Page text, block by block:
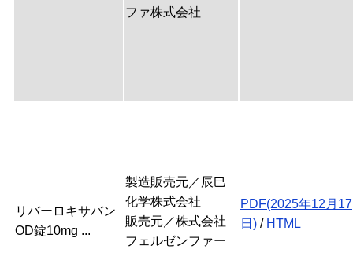
ファ株式会社
リバーロキサバン
OD錠10mg ...
製造販売元／辰巳
化学株式会社
販売元／株式会社
フェルゼンファー
PDF(2025年12月17
日) / HTML